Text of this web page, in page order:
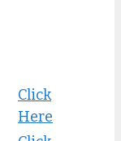
Click
Here